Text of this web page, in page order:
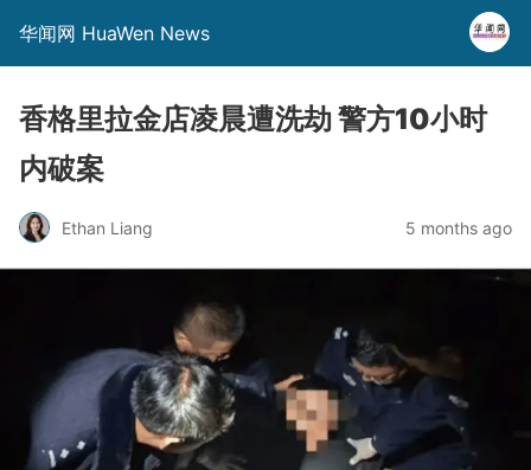
华闻网 HuaWen News
香格里拉金店凌晨遭洗劫 警方10小时
内破案
Ethan Liang 5 months ago